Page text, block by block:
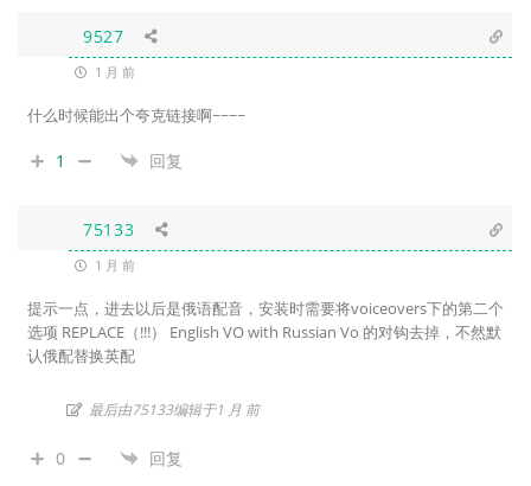
9527
1 月 前
什么时候能出个夸克链接啊~~~~
1 回复
75133
1 月 前
提示一点，进去以后是俄语配音，安装时需要将voiceovers下的第二个
选项 REPLACE（!!!） English VO with Russian Vo 的对钩去掉，不然默
认俄配替换英配
最后由75133编辑于1 月 前
0 回复